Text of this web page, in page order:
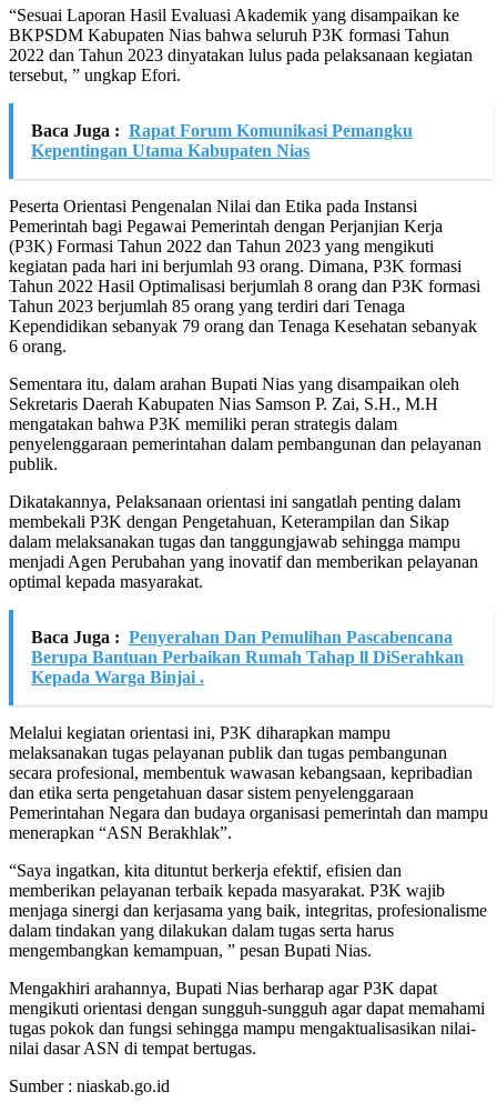
“Sesuai Laporan Hasil Evaluasi Akademik yang disampaikan ke
BKPSDM Kabupaten Nias bahwa seluruh P3K formasi Tahun
2022 dan Tahun 2023 dinyatakan lulus pada pelaksanaan kegiatan
tersebut, ” ungkap Efori.
Baca Juga : Rapat Forum Komunikasi Pemangku
Kepentingan Utama Kabupaten Nias
Peserta Orientasi Pengenalan Nilai dan Etika pada Instansi
Pemerintah bagi Pegawai Pemerintah dengan Perjanjian Kerja
(P3K) Formasi Tahun 2022 dan Tahun 2023 yang mengikuti
kegiatan pada hari ini berjumlah 93 orang. Dimana, P3K formasi
Tahun 2022 Hasil Optimalisasi berjumlah 8 orang dan P3K formasi
Tahun 2023 berjumlah 85 orang yang terdiri dari Tenaga
Kependidikan sebanyak 79 orang dan Tenaga Kesehatan sebanyak
6 orang.
Sementara itu, dalam arahan Bupati Nias yang disampaikan oleh
Sekretaris Daerah Kabupaten Nias Samson P. Zai, S.H., M.H
mengatakan bahwa P3K memiliki peran strategis dalam
penyelenggaraan pemerintahan dalam pembangunan dan pelayanan
publik.
Dikatakannya, Pelaksanaan orientasi ini sangatlah penting dalam
membekali P3K dengan Pengetahuan, Keterampilan dan Sikap
dalam melaksanakan tugas dan tanggungjawab sehingga mampu
menjadi Agen Perubahan yang inovatif dan memberikan pelayanan
optimal kepada masyarakat.
Baca Juga : Penyerahan Dan Pemulihan Pascabencana
Berupa Bantuan Perbaikan Rumah Tahap ll DiSerahkan
Kepada Warga Binjai .
Melalui kegiatan orientasi ini, P3K diharapkan mampu
melaksanakan tugas pelayanan publik dan tugas pembangunan
secara profesional, membentuk wawasan kebangsaan, kepribadian
dan etika serta pengetahuan dasar sistem penyelenggaraan
Pemerintahan Negara dan budaya organisasi pemerintah dan mampu
menerapkan “ASN Berakhlak”.
“Saya ingatkan, kita dituntut berkerja efektif, efisien dan
memberikan pelayanan terbaik kepada masyarakat. P3K wajib
menjaga sinergi dan kerjasama yang baik, integritas, profesionalisme
dalam tindakan yang dilakukan dalam tugas serta harus
mengembangkan kemampuan, ” pesan Bupati Nias.
Mengakhiri arahannya, Bupati Nias berharap agar P3K dapat
mengikuti orientasi dengan sungguh-sungguh agar dapat memahami
tugas pokok dan fungsi sehingga mampu mengaktualisasikan nilai-
nilai dasar ASN di tempat bertugas.
Sumber : niaskab.go.id